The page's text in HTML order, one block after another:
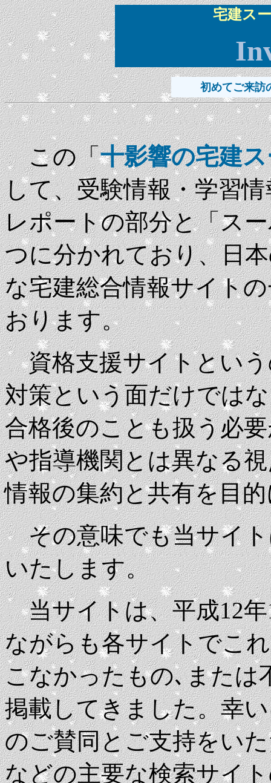
宅建ス
初めてご来訪
この「十影響の宅建
して、受験情報・学習
レポートの部分と「ス
つに分かれており、日
な宅建総合情報サイト
おります。
資格支援サイトという
対策という面だけでは
合格後のことも扱う必
や指導機関とは異なる
情報の集約と共有を目
その意味でも当サイト
いたします。
当サイトは、平成12年
ながらも各サイトでこ
こなかったもの､または
掲載してきました。幸
のご賛同とご支持をい
などの主要な検索サイ